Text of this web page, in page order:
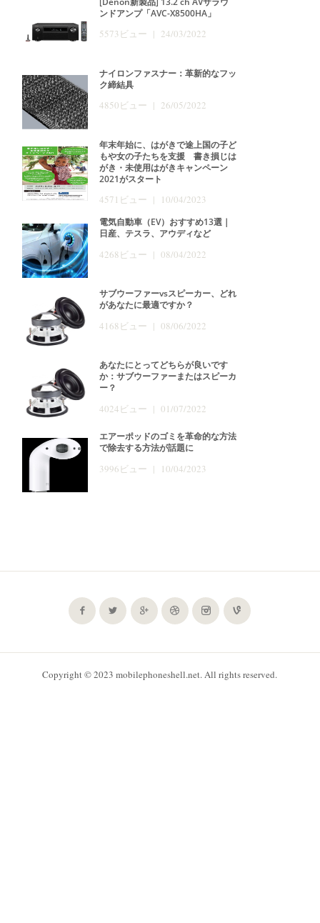
ンドアンプ「AVC-X8500HA」
5573ビュー | 24/03/2022
ナイロンファスナー：革新的なフッ
ク締結具
4850ビュー | 26/05/2022
年末年始に、はがきで途上国の子ど
もや女の子たちを支援 書き損じは
がき・未使用はがきキャンペーン
2021がスタート
4571ビュー | 10/04/2023
電気自動車（EV）おすすめ13選｜
日産、テスラ、アウディなど
4268ビュー | 08/04/2022
サブウーファーvsスピーカー、どれ
があなたに最適ですか？
4168ビュー | 08/06/2022
あなたにとってどちらが良いです
か：サブウーファーまたはスピーカ
ー？
4024ビュー | 01/07/2022
エアーポッドのゴミを革命的な方法
で除去する方法が話題に
3996ビュー | 10/04/2023
Copyright © 2023 mobilephoneshell.net. All rights reserved.